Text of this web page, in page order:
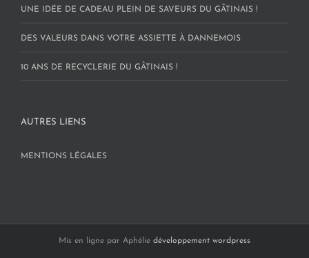
UNE IDÉE DE CADEAU PLEIN DE SAVEURS DU GÂTINAIS !
DES VALEURS DANS VOTRE ASSIETTE À DANNEMOIS
10 ANS DE RECYCLERIE DU GÂTINAIS !
AUTRES LIENS
MENTIONS LÉGALES
Mis en ligne par Aphélie développement wordpress